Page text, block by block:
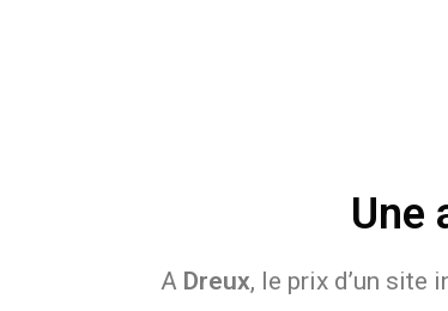
Une
A Dreux, le prix d’un site